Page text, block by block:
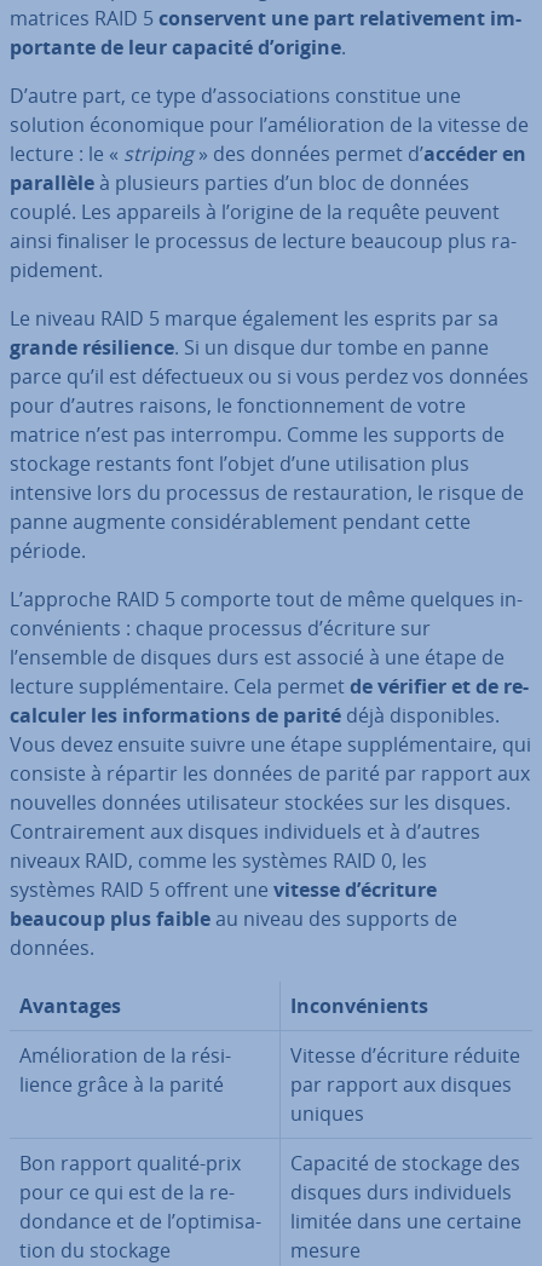
matrices RAID 5 con­ser­vent une part re­la­ti­ve­ment im­
por­tante de leur capacité d’origine.
D’autre part, ce type d’as­so­cia­tions constitue une
solution éco­no­mique pour l’amé­lio­ra­tion de la vitesse de
lecture : le « striping» des données permet d’accéder en
parallèleà plusieurs parties d’un bloc de données
couplé. Les appareils à l’origine de la requête peuvent
ainsi finaliser le processus de lecture beaucoup plus ra­
pi­de­ment.
Le niveau RAID 5 marque également les esprits par sa
grande ré­si­lience. Si un disque dur tombe en panne
parce qu’il est dé­fec­tueux ou si vous perdez vos données
pour d’autres raisons, le fonc­tion­ne­ment de votre
matrice n’est pas in­ter­rompu. Comme les supports de
stockage restants font l’objet d’une uti­li­sa­tion plus
intensive lors du processus de res­tau­ra­tion, le risque de
panne augmente con­si­dé­ra­ble­ment pendant cette
période.
L’approche RAID 5 comporte tout de même quelques in­
con­vé­nients : chaque processus d’écriture sur
l’ensemble de disques durs est associé à une étape de
lecture sup­plé­men­taire. Cela permetde vérifier et de re­
cal­cu­ler les in­for­ma­tions de parité déjà dis­po­nibles.
Vous devez ensuite suivre une étape sup­plé­men­taire, qui
consiste à répartir les données de parité par rapport aux
nouvelles données uti­li­sa­teur stockées sur les disques.
Con­trai­re­ment aux disques in­di­vi­duels et à d’autres
niveaux RAID, comme les systèmes RAID 0, les
systèmes RAID 5 offrent une vitesse d’écriture
beaucoup plus faibleau niveau des supports de
données.
Avantages
In­con­vé­nients
Amé­lio­ra­tion de la ré­si­
lience grâce à la parité
Vitesse d’écriture réduite
par rapport aux disques
uniques
Bon rapport qualité-prix
pour ce qui est de la re­
don­dance et de l’op­ti­mi­sa­
tion du stockage
Capacité de stockage des
disques durs in­di­vi­duels
limitée dans une certaine
mesure